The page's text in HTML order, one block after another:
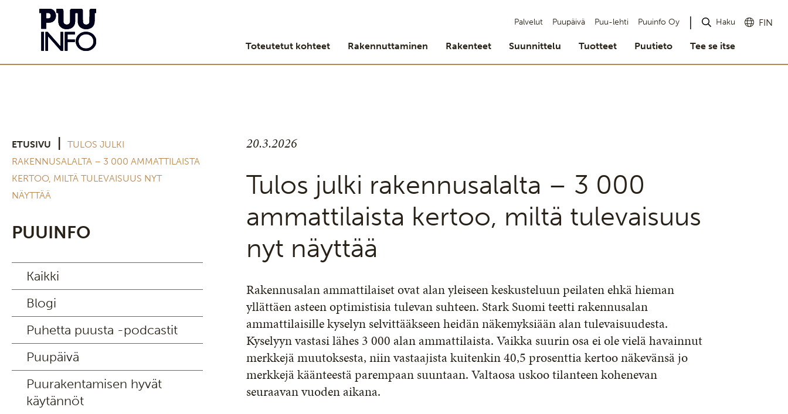
Palvelut Puupäivä Puu-lehti Puuinfo Oy Haku FIN
Toteutetut kohteet Rakennuttaminen Rakenteet Suunnittelu Tuotteet Puutieto Tee se itse
ETUSIVU
TULOS JULKI
RAKENNUSALALTA – 3 000 AMMATTILAISTA
KERTOO, MILTÄ TULEVAISUUS NYT
NÄYTTÄÄ
PUUINFO
Kaikki
Blogi
Puhetta puusta -podcastit
Puupäivä
Puurakentamisen hyvät
käytännöt
20.3.2026
Tulos julki rakennusalalta – 3 000
ammattilaista kertoo, miltä tulevaisuus
nyt näyttää
Rakennusalan ammattilaiset ovat alan yleiseen keskusteluun peilaten ehkä hieman
yllättäen asteen optimistisia tulevan suhteen. Stark Suomi teetti rakennusalan
ammattilaisille kyselyn selvittääkseen heidän näkemyksiään alan tulevaisuudesta.
Kyselyyn vastasi lähes 3 000 alan ammattilaista. Vaikka suurin osa ei ole vielä havainnut
merkkejä muutoksesta, niin vastaajista kuitenkin 40,5 prosenttia kertoo näkevänsä jo
merkkejä käänteestä parempaan suuntaan. Valtaosa uskoo tilanteen kohenevan
seuraavan vuoden aikana.